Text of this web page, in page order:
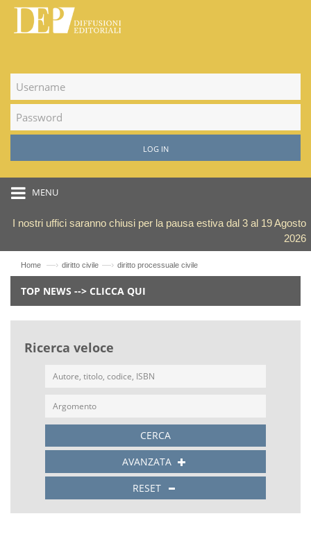
LOG IN
MENU
I nostri uffici saranno chiusi per la pausa estiva dal 3 al 19 Agosto
2026
Home —› diritto civile —› diritto processuale civile
TOP NEWS --> CLICCA QUI
Ricerca veloce
CERCA
AVANZATA
RESET